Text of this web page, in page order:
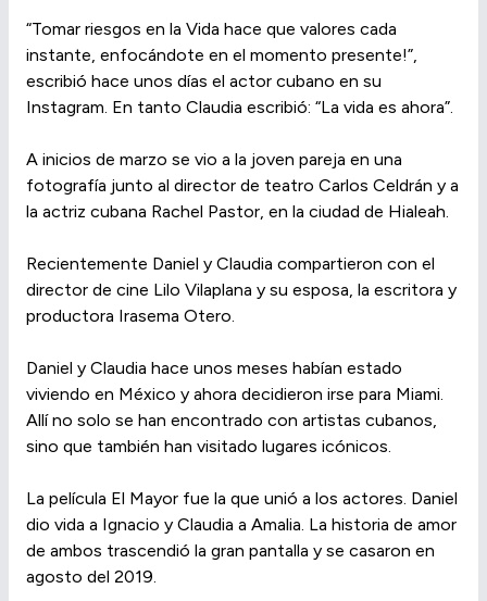
“Tomar riesgos en la Vida hace que valores cada
instante, enfocándote en el momento presente!”,
escribió hace unos días el actor cubano en su
Instagram. En tanto Claudia escribió: “La vida es ahora”.
A inicios de marzo se vio a la joven pareja en una
fotografía junto al director de teatro Carlos Celdrán y a
la actriz cubana Rachel Pastor, en la ciudad de Hialeah.
Recientemente Daniel y Claudia compartieron con el
director de cine Lilo Vilaplana y su esposa, la escritora y
productora Irasema Otero.
Daniel y Claudia hace unos meses habían estado
viviendo en México y ahora decidieron irse para Miami.
Allí no solo se han encontrado con artistas cubanos,
sino que también han visitado lugares icónicos.
La película El Mayor fue la que unió a los actores. Daniel
dio vida a Ignacio y Claudia a Amalia. La historia de amor
de ambos trascendió la gran pantalla y se casaron en
agosto del 2019.